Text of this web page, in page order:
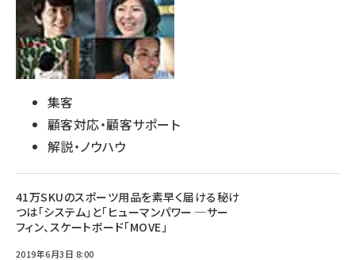
集客
顧客対応・顧客サポート
解説・ノウハウ
41万SKUのスポーツ用品を素早く届ける秘け
つは「システム」と「ヒューマンパワー ─サー
フィン、スケートボード「MOVE」
2019年6月3日 8:00